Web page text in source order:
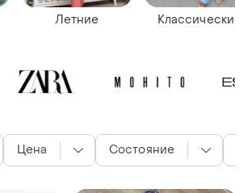
Летние Классические
Цена Состояние